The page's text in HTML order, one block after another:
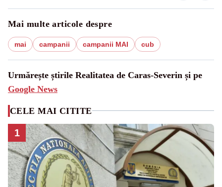
Mai multe articole despre
mai campanii campanii MAI cub
Urmărește știrile Realitatea de Caras-Severin și pe
Google News
CELE MAI CITITE
1